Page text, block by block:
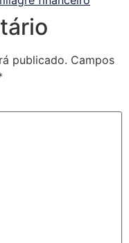
publicado. Campos